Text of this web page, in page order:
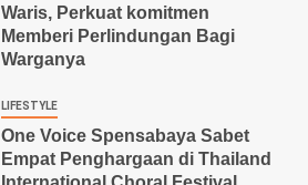
Waris, Perkuat komitmen
Memberi Perlindungan Bagi
Warganya
LIFESTYLE
One Voice Spensabaya Sabet
Empat Penghargaan di Thailand